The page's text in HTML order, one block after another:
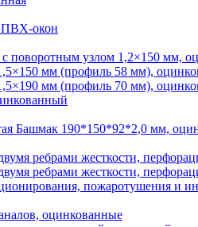
ПВХ-окон
c поворотным узлом 1,2×150 мм,
мм (профиль 58 мм),
мм (профиль 70 мм),
Башмак 190*150*92*2,0 мм,
ребрами жесткости,
ребрами жесткости,
пожаротушения и
оцинкованные